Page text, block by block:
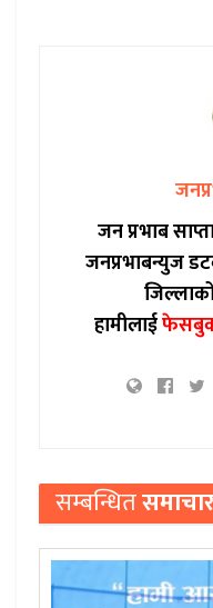
जन प्रभाब
जनप्रभाबन्युज
हामीलाई
सम्बन्धित